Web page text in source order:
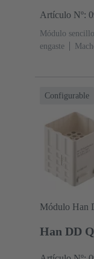
Artículo Nº:
Módulo sencillo
engaste
Configurable
Módulo Han
Han DD